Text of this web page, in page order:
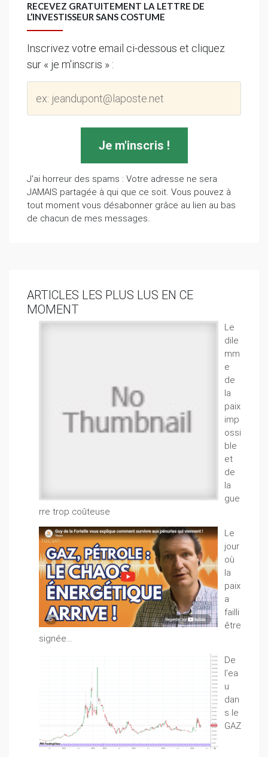
RECEVEZ GRATUITEMENT LA LETTRE DE
L’INVESTISSEUR SANS COSTUME
Inscrivez votre email ci-dessous et cliquez
sur « je m'inscris » :
J'ai horreur des spams : Votre adresse ne sera
JAMAIS partagée à qui que ce soit. Vous pouvez à
tout moment vous désabonner grâce au lien au bas
de chacun de mes messages.
ARTICLES LES PLUS LUS EN CE
MOMENT
Le
dile
mm
e
de
la
paix
imp
ossi
ble
et
de
la
gue
rre trop coûteuse
Le
jour
où
la
paix
a
failli
être
signée…
De
l’ea
u
dan
s le
GAZ